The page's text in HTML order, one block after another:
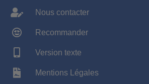
Nous contacter
Recommander
Version texte
Mentions Légales